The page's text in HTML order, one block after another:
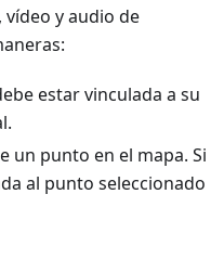
y audio de
estar vinculada a su
un punto en el mapa. Si
al punto seleccionado